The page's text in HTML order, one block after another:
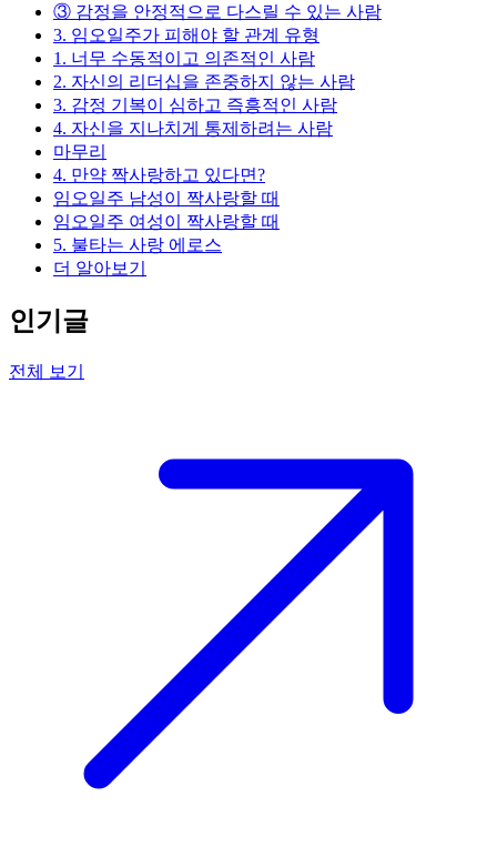
③ 감정을 안정적으로 다스릴 수 있는 사람
3. 임오일주가 피해야 할 관계 유형
1. 너무 수동적이고 의존적인 사람
2. 자신의 리더십을 존중하지 않는 사람
3. 감정 기복이 심하고 즉흥적인 사람
4. 자신을 지나치게 통제하려는 사람
마무리
4. 만약 짝사랑하고 있다면?
임오일주 남성이 짝사랑할 때
임오일주 여성이 짝사랑할 때
5. 불타는 사랑 에로스
더 알아보기
인기글
전체 보기